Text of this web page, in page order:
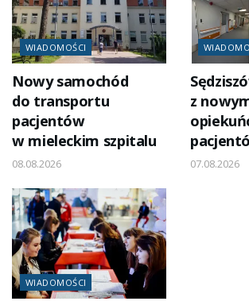
WIADOMOŚCI
Nowy samochód
do transportu
pacjentów
w mieleckim szpitalu
08.08.2026
z
07.08.2026
WIADOMOŚCI